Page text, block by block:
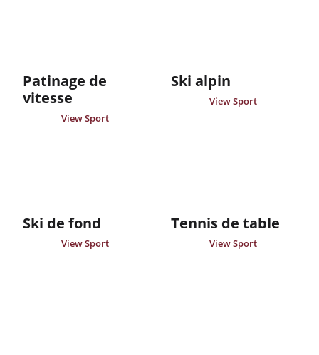
Patinage de
vitesse
View Sport
Ski alpin
View Sport
Ski de fond
View Sport
Tennis de table
View Sport